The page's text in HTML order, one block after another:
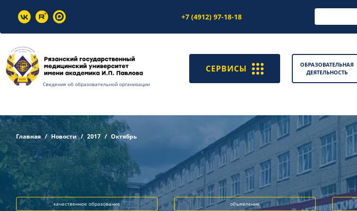
+7 (4912) 97-18-18
Сведения об образовательной организации
СЕРВИСЫ
ОБРАЗОВАТЕЛЬНАЯ
ДЕЯТЕЛЬНОСТЬ
Главная Новости 2017 Октябрь
качественное образование объявление